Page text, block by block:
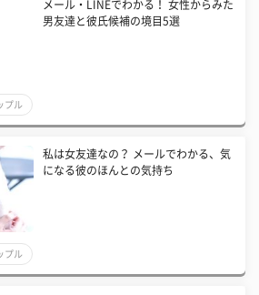
メール・LINEでわかる！ 女性からみた
男友達と彼氏候補の境目5選
プル
私は女友達なの？ メールでわかる、気
になる彼のほんとの気持ち
プル